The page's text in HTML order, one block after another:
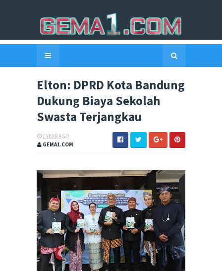
Elton: DPRD Kota Bandung
Dukung Biaya Sekolah
Swasta Terjangkau
1 YEAR AGO
GEMA1.COM